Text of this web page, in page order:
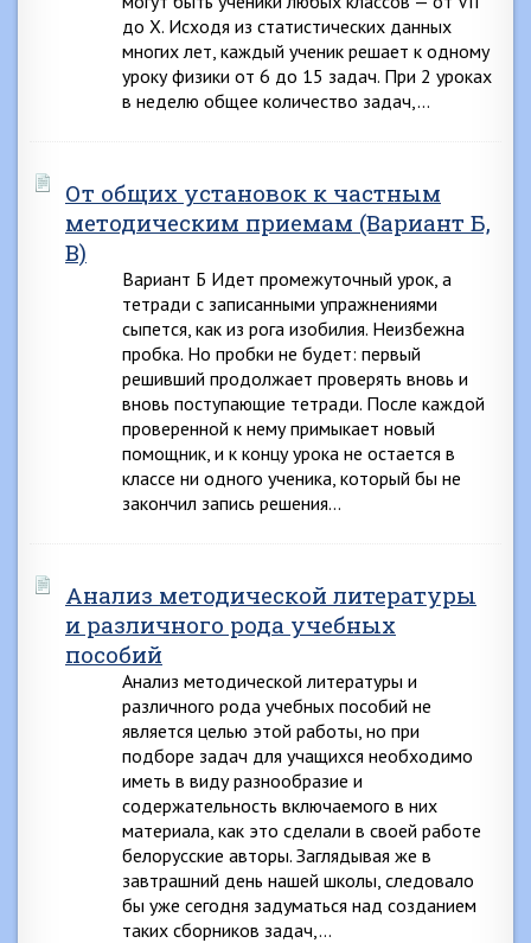
до X. Исходя из статистических данных
многих лет, каждый ученик решает к одному
уроку физики от 6 до 15 задач. При 2 уроках
в неделю общее количество задач,…
От общих установок к частным
методическим приемам (Вариант Б,
В)
Вариант Б Идет промежуточный урок, а
тетради с записанными упражнениями
сыпется, как из рога изобилия. Неизбежна
пробка. Но пробки не будет: первый
решивший продолжает проверять вновь и
вновь поступающие тетради. После каждой
проверенной к нему примыкает новый
помощник, и к концу урока не остается в
классе ни одного ученика, который бы не
закончил запись решения…
Анализ методической литературы
и различного рода учебных
пособий
Анализ методической литературы и
различного рода учебных пособий не
является целью этой работы, но при
подборе задач для учащихся необходимо
иметь в виду разнообразие и
содержательность включаемого в них
материала, как это сделали в своей работе
белорусские авторы. Заглядывая же в
завтрашний день нашей школы, следовало
бы уже сегодня задуматься над созданием
таких сборников задач,…